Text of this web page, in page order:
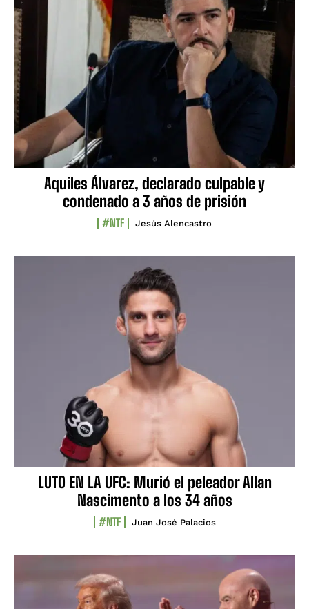
Aquiles Álvarez, declarado culpable y
condenado a 3 años de prisión
#NTF Jesús Alencastro
LUTO EN LA UFC: Murió el peleador Allan
Nascimento a los 34 años
#NTF Juan José Palacios